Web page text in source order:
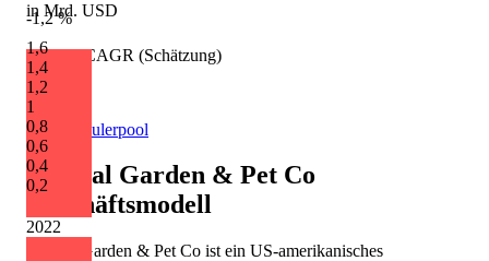
2022
in Mrd. USD
1,6
1,4
1,2
1
0,8
0,6
0,4
0,2
-1,2 %
Umsatz-CAGR (Schätzung)
+2,1 %
Quelle: Eulerpool
Central Garden & Pet Co
Geschäftsmodell
Central Garden & Pet Co ist ein US-amerikanisches